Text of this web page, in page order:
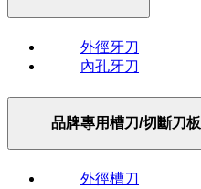
外徑牙刀
內孔牙刀
品牌專用槽刀/切斷刀板
外徑槽刀